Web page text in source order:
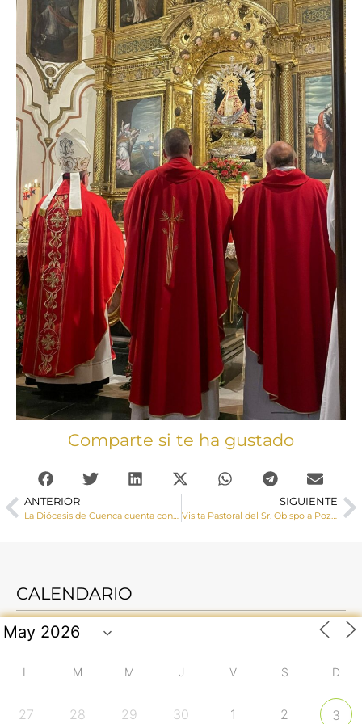
Comparte si te ha gustado
ANTERIOR SIGUIENTE
CALENDARIO
L M M J V S D
27 28 29 30 1 2 3